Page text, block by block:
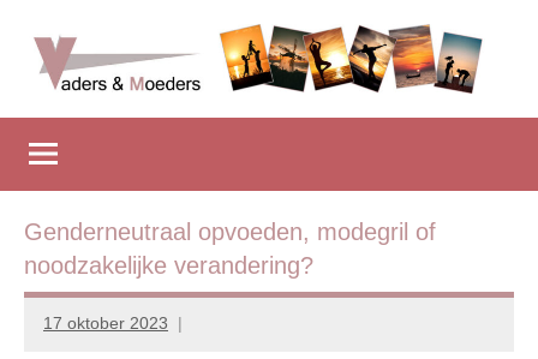
inhoud
springen
Vadersenmoeders
iedereen
wel
eens
hulp
gebruiken
Genderneutraal opvoeden, modegril of
noodzakelijke verandering?
17 oktober 2023
Marion